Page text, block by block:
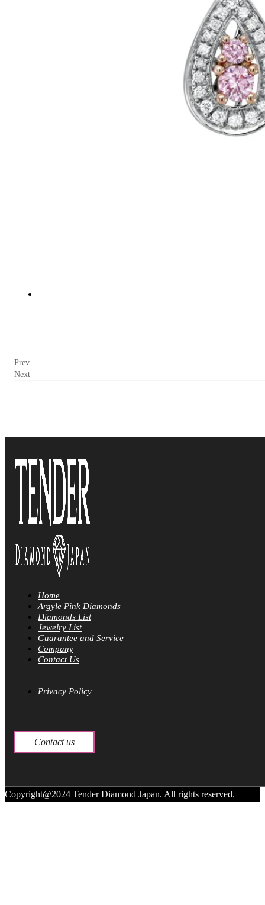
Prev
Next
Home
Argyle Pink Diamonds
Diamonds List
Jewelry List
Guarantee and Service
Company
Contact Us
Privacy Policy
Contact us
Copyright@2024 Tender Diamond Japan. All rights reserved.